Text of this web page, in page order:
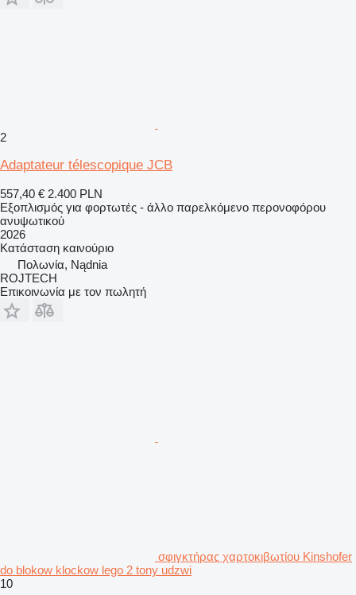
2
Adaptateur télescopique JCB
557,40 € 2.400 PLN
Εξοπλισμός για φορτωτές - άλλο παρελκόμενο περονοφόρου
ανυψωτικού
2026
Κατάσταση καινούριο
Πολωνία, Nądnia
ROJTECH
Επικοινωνία με τον πωλητή
σφιγκτήρας χαρτοκιβωτίου Kinshofer
do blokow klockow lego 2 tony udzwi
10